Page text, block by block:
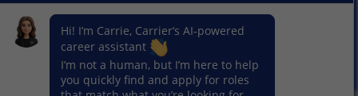
Nos activitiés